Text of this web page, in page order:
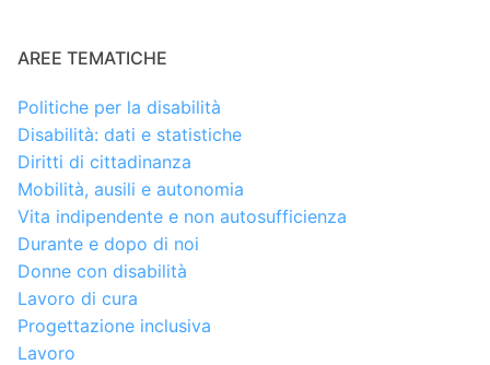
AREE TEMATICHE
Politiche per la disabilità
Disabilità: dati e statistiche
Diritti di cittadinanza
Mobilità, ausili e autonomia
Vita indipendente e non autosufficienza
Durante e dopo di noi
Donne con disabilità
Lavoro di cura
Progettazione inclusiva
Lavoro